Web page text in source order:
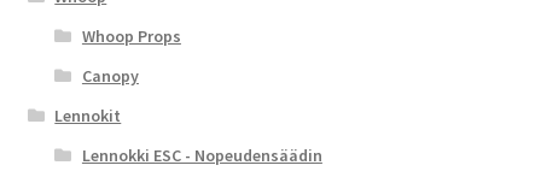
Whoop Props
Canopy
Lennokit
Lennokki ESC - Nopeudensäädin